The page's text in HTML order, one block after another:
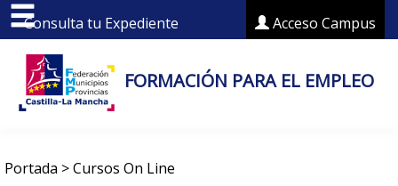
Acceso Campus
Consulta tu Expediente
FORMACIÓN PARA EL EMPLEO
Portada >Cursos On Line